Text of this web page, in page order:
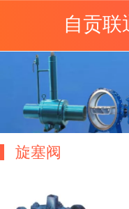
自贡联
旋塞阀